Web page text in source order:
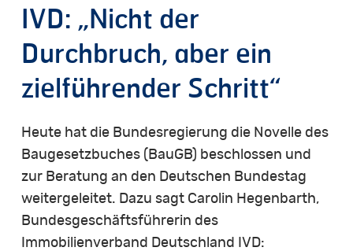
IVD: „Nicht der
Durchbruch, aber ein
zielführender Schritt“
Heute hat die Bundesregierung die Novelle des
Baugesetzbuches (BauGB) beschlossen und
zur Beratung an den Deutschen Bundestag
weitergeleitet. Dazu sagt Carolin Hegenbarth,
Bundesgeschäftsführerin des
Immobilienverband Deutschland IVD: